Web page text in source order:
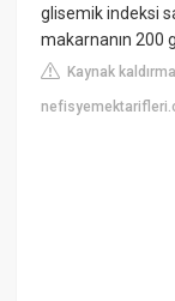
glisemik indeksi
makarnanın 200
Kaynak